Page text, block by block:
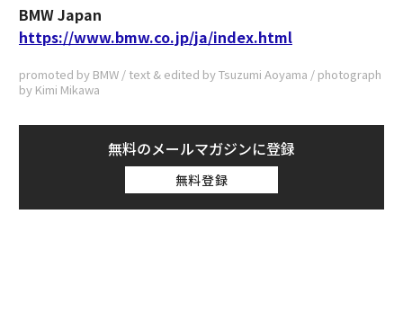
BMW Japan
https://www.bmw.co.jp/ja/index.html
promoted by BMW / text & edited by Tsuzumi Aoyama / photograph
by Kimi Mikawa
無料のメールマガジンに登録
無料登録